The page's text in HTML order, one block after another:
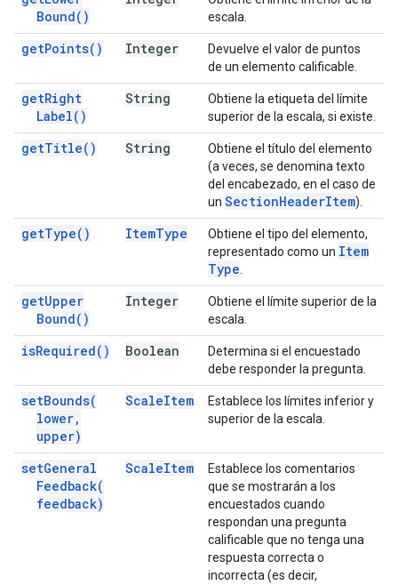
Bound( )
escala.
getPoints( ) Integer
Devuelve el valor de puntos
de un elemento calificable.
getRight
Label( )
String
Obtiene la etiqueta del límite
superior de la escala, si existe.
getTitle( ) String
Obtiene el título del elemento
(a veces, se denomina texto
del encabezado, en el caso de
un SectionHeaderItem).
getType( ) ItemType
Obtiene el tipo del elemento,
representado como un Item
Type
getUpper
Bound( )
Integer
Obtiene el límite superior de la
escala.
isRequired( ) Boolean
Determina si el encuestado
debe responder la pregunta.
setBounds(
lower,
upper)
ScaleItem
Establece los límites inferior y
superior de la escala.
setGeneral
Feedback(
feedback)
ScaleItem
Establece los comentarios
que se mostrarán a los
encuestados cuando
respondan una pregunta
calificable que no tenga una
respuesta correcta o
incorrecta (es decir,